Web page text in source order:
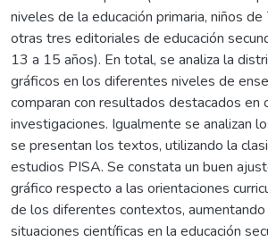
niveles de la educación primaria, niños
otras tres editoriales de educación
13 a 15 años). En total, se analiza la
gráficos en los diferentes niveles de
comparan con resultados destacados en
investigaciones. Igualmente se analizan
se presentan los textos, utilizando la
estudios PISA. Se constata un buen
gráfico respecto a las orientaciones
de los diferentes contextos,
situaciones científicas en la educación